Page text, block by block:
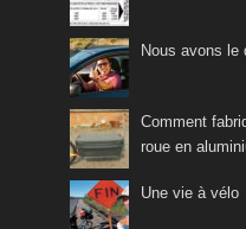
Nous avons le
Comment
roue en
Une vie à vélo